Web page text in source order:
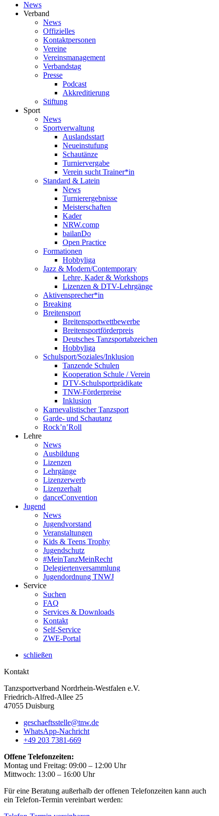
News
Verband
News
Offizielles
Kontaktpersonen
Vereine
Vereinsmanagement
Verbandstag
Presse
Podcast
Akkreditierung
Stiftung
Sport
News
Sportverwaltung
Auslandsstart
Neueinstufung
Schautänze
Turniervergabe
Verein sucht Trainer*in
Standard & Latein
News
Turnierergebnisse
Meisterschaften
Kader
NRW.comp
bailanDo
Open Practice
Formationen
Hobbyliga
Jazz & Modern/Contemporary
Lehre, Kader & Workshops
Lizenzen & DTV-Lehrgänge
Aktivensprecher*in
Breaking
Breitensport
Breitensportwettbewerbe
Breitensportförderpreis
Deutsches Tanzsportabzeichen
Hobbyliga
Schulsport/Soziales/Inklusion
Tanzende Schulen
Kooperation Schule / Verein
DTV-Schulsportprädikate
TNW-Förderpreise
Inklusion
Karnevalistischer Tanzsport
Garde- und Schautanz
Rock’n’Roll
Lehre
News
Ausbildung
Lizenzen
Lehrgänge
Lizenzerwerb
Lizenzerhalt
danceConvention
Jugend
News
Jugendvorstand
Veranstaltungen
Kids & Teens Trophy
Jugendschutz
#MeinTanzMeinRecht
Delegiertenversammlung
Jugendordnung TNWJ
Service
Suchen
FAQ
Services & Downloads
Kontakt
Self-Service
ZWE-Portal
schließen
Kontakt
Tanzsportverband Nordrhein-Westfalen e.V.
Friedrich-Alfred-Allee 25
47055 Duisburg
geschaeftsstelle@tnw.de
WhatsApp-Nachricht
+49 203 7381-669
Offene Telefonzeiten:
Montag und Freitag: 09:00 – 12:00 Uhr
Mittwoch: 13:00 – 16:00 Uhr
Für eine Beratung außerhalb der offenen Telefonzeiten kann auch
ein Telefon-Termin vereinbart werden: